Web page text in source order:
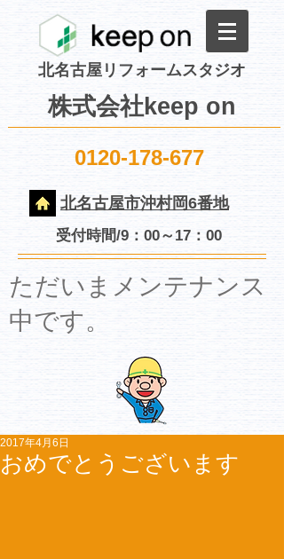
北名古屋リフォームスタジオ
株式会社keep on
0120-178-677
北名古屋市沖村岡6番地
受付時間/9：00～17：00
​ただいまメンテナンス
中です。
おめでとうございます
2017年4月6日